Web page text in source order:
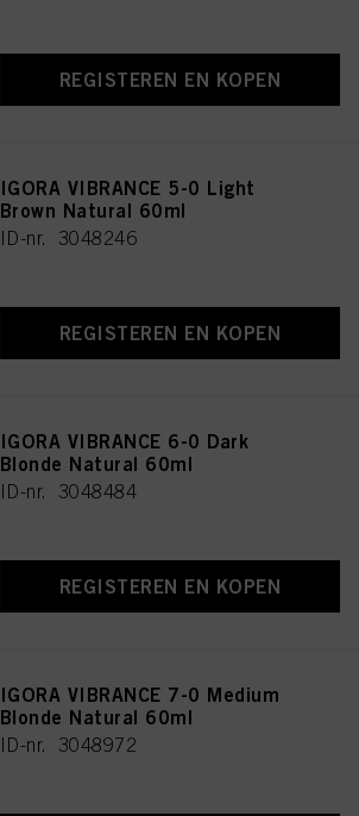
REGISTEREN EN KOPEN
IGORA VIBRANCE 5-0 Light
Brown Natural 60ml
ID-nr. 3048246
REGISTEREN EN KOPEN
IGORA VIBRANCE 6-0 Dark
Blonde Natural 60ml
ID-nr. 3048484
REGISTEREN EN KOPEN
IGORA VIBRANCE 7-0 Medium
Blonde Natural 60ml
ID-nr. 3048972